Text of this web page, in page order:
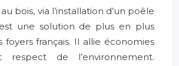
bois, via l’installation d’un poêle
une solution de plus en plus
foyers français. Il allie économies
respect de l’environnement.